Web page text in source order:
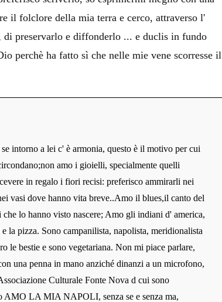
il folclore della mia terra e cerco, attraverso l'
di preservarlo e diffonderlo ... e duclis in fundo
perchè ha fatto sì che nelle mie vene scorresse il
se intorno a lei c' è armonia, questo è il motivo per cui
amo i gioielli, specialmente quelli
in regalo i fiori recisi: preferisco ammirarli nei
vasi dove hanno vita breve..Amo il blues,il canto del
lo hanno visto nascere; Amo gli indiani d' america,
la pizza. Sono campanilista, napolista, meridionalista
le bestie e sono vegetariana. Non mi piace parlare,
una penna in mano anziché dinanzi a un microfono,
Culturale Fonte Nova d cui sono
AMO LA MIA NAPOLI, senza se e senza ma,